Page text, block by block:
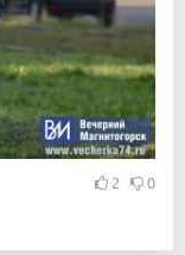
2 0